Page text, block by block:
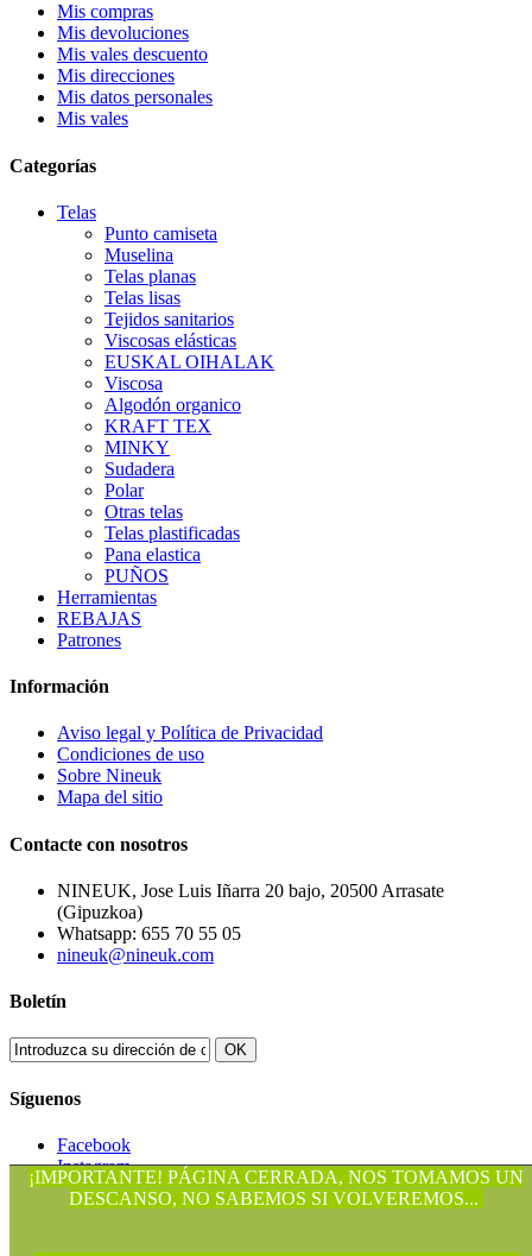
¡IMPORTANTE! PÁGINA CERRADA, NOS TOMAMOS UN
DESCANSO, NO SABEMOS SI VOLVEREMOS...
Mis compras
Mis devoluciones
Mis vales descuento
Mis direcciones
Mis datos personales
Mis vales
Categorías
Telas
Punto camiseta
Muselina
Telas planas
Telas lisas
Tejidos sanitarios
Viscosas elásticas
EUSKAL OIHALAK
Viscosa
Algodón organico
KRAFT TEX
MINKY
Sudadera
Polar
Otras telas
Telas plastificadas
Pana elastica
PUÑOS
Herramientas
REBAJAS
Patrones
Información
Aviso legal y Política de Privacidad
Condiciones de uso
Sobre Nineuk
Mapa del sitio
Contacte con nosotros
NINEUK, Jose Luis Iñarra 20 bajo, 20500 Arrasate
(Gipuzkoa)
Whatsapp: 655 70 55 05
nineuk@nineuk.com
Boletín
OK
Síguenos
Facebook
Instagram